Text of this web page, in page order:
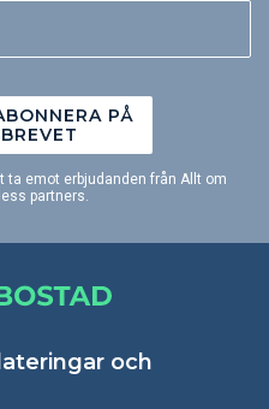
PÅ
ta emot erbjudanden från Allt om
partners.
och